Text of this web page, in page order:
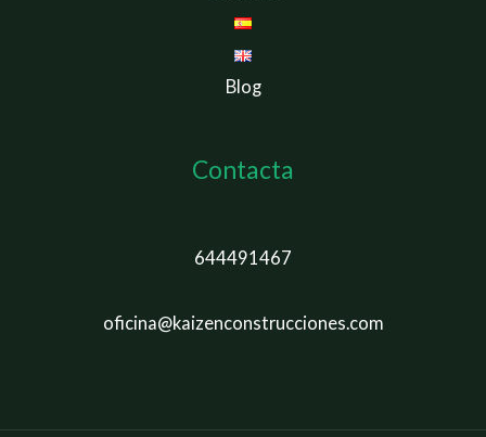
Blog
Contacta
644491467
oficina@kaizenconstrucciones.com